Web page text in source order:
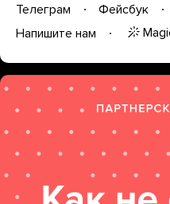
Телеграм Фейсбук
Напишите нам